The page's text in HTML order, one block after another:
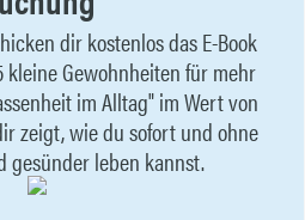
dir kostenlos das E-Book
kleine Gewohnheiten für mehr
im Alltag" im Wert von
zeigt, wie du sofort und ohne
gesünder leben kannst.